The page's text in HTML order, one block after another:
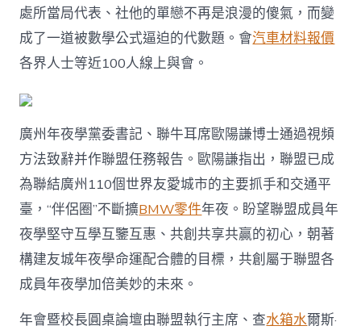
處所當局代表、社他的單戀不再是浪漫的傻氣，而變
成了一道被數學公式逼迫的代數題。會汽車材料報價
各界人士等近100人線上與會。
廣州年夜學黨委書記、聯牛耳席歐陽謙博士通過視頻
方法致辭并作聯盟任務報告。歐陽謙指出，聯盟已成
為聯結廣州110個世界友愛城市的主要抓手和交通平
臺，“伴侶圈”不斷擴BMW零件年夜。盼望聯盟成員年
夜學堅守互學互鑒互惠、共創共享共贏的初心，朝著
構建友城年夜學命運配合體的目標，共創屬于聯盟各
成員年夜學加倍美妙的未來。
年會暨校長圓桌論壇由聯盟執行主席、查水箱水爾斯·